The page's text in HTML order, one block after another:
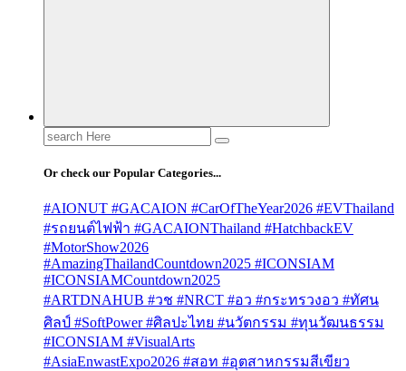
Search
for:
Or check our Popular Categories...
#AIONUT #GACAION #CarOfTheYear2026 #EVThailand
#รถยนต์ไฟฟ้า #GACAIONThailand #HatchbackEV
#MotorShow2026
#AmazingThailandCountdown2025 #ICONSIAM
#ICONSIAMCountdown2025
#ARTDNAHUB #วช #NRCT #อว #กระทรวงอว #ทัศน
ศิลป์ #SoftPower #ศิลปะไทย #นวัตกรรม #ทุนวัฒนธรรม
#ICONSIAM #VisualArts
#AsiaEnwastExpo2026 #สอท #อุตสาหกรรมสีเขียว